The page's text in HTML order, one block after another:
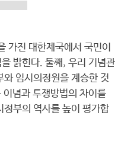
가진 대한제국에서 국민이
밝힌다. 둘째, 우리 기념관
임시의정원을 계승한 것
념과 투쟁방법의 차이를
정부의 역사를 높이 평가합